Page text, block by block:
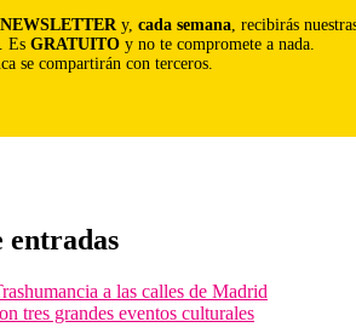
NEWSLETTER y, cada semana , recibirás
Es GRATUITO y no te compromete a nada.
se compartirán con terceros.
entradas
a las calles de Madrid
tres grandes eventos culturales